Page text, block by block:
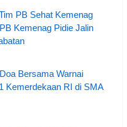
PB Sehat Kemenag
Kemenag Pidie Jalin
Bersama Warnai
Kemerdekaan RI di SMA